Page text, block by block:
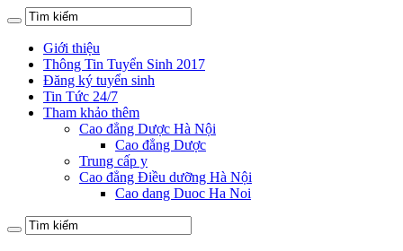
Giới thiệu
Thông Tin Tuyển Sinh 2017
Đăng ký tuyển sinh
Tin Tức 24/7
Tham khảo thêm
Cao đẳng Dược Hà Nội
Cao đẳng Dược
Trung cấp y
Cao đẳng Điều dưỡng Hà Nội
Cao dang Duoc Ha Noi